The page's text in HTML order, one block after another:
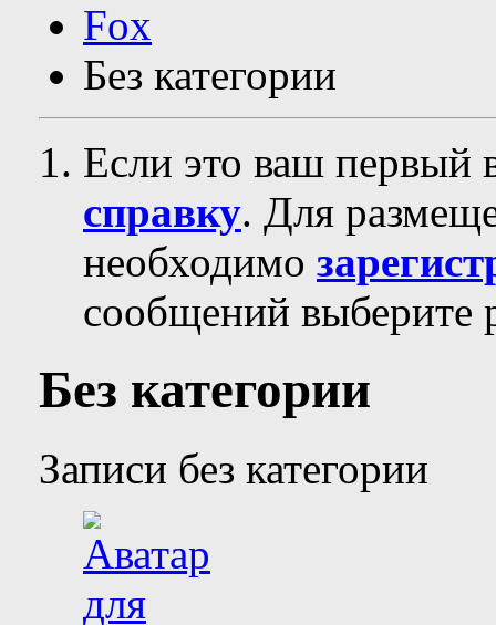
Fox
Без категории
Если это ваш первый
справку. Для
необходимо
сообщений выберите
Без категории
Записи без категории